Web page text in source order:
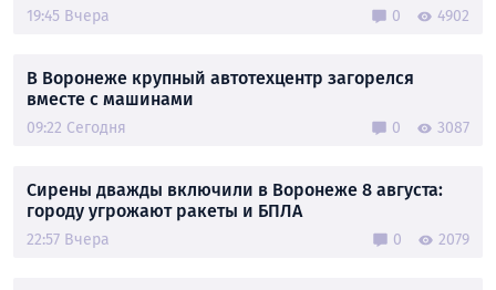
19:45 Вчера 0 4902
В Воронеже крупный автотехцентр загорелся
вместе с машинами
09:22 Сегодня 0 3087
Сирены дважды включили в Воронеже 8 августа:
городу угрожают ракеты и БПЛА
22:57 Вчера 0 2079